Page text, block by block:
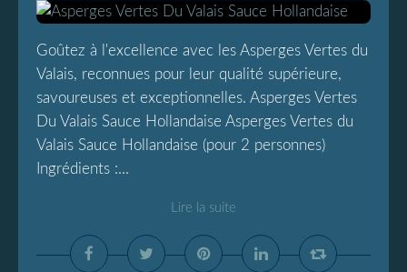
Goûtez à l'excellence avec les Asperges Vertes du
Valais, reconnues pour leur qualité supérieure,
savoureuses et exceptionnelles. Asperges Vertes
Du Valais Sauce Hollandaise Asperges Vertes du
Valais Sauce Hollandaise (pour 2 personnes)
Ingrédients :...
Lire la suite